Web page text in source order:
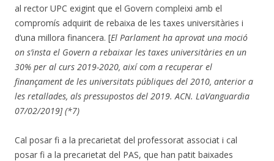
al rector UPC exigint que el Govern compleixi amb el
compromís adquirit de rebaixa de les taxes universitàries i
d’una millora financera. [El Parlament ha aprovat una moció
on s’insta el Govern a rebaixar les taxes universitàries en un
30% per al curs 2019-2020, així com a recuperar el
finançament de les universitats públiques del 2010, anterior a
les retallades, als pressupostos del 2019. ACN. LaVanguardia
07/02/2019] (*7)
Cal posar fi a la precarietat del professorat associat i cal
posar fi a la precarietat del PAS, que han patit baixades